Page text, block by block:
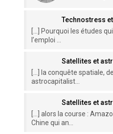
Technostress
[…] Pourquoi les études
l’emploi ...
Satellites et
[…] la conquête spatiale,
astrocapitalist...
Satellites et
[…] alors la course :
Chine qui an...